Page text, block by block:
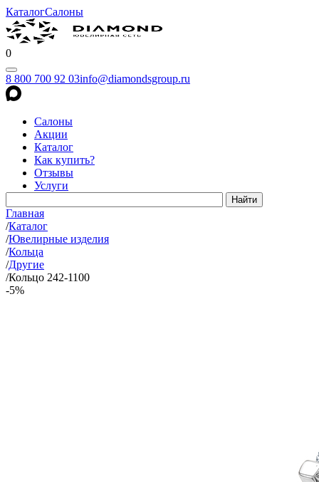
КаталогСалоны
0
8 800 700 92 03info@diamondsgroup.ru
Салоны
Акции
Каталог
Как купить?
Отзывы
Услуги
Главная
/Каталог
/Ювелирные изделия
/Кольца
/Другие
/Кольцо 242-1100
-5%